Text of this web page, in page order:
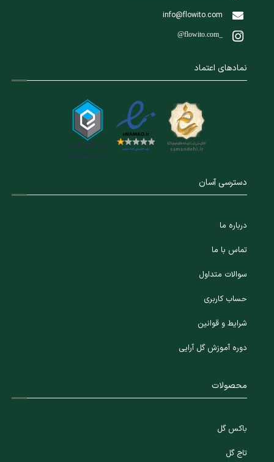
info@flowito.com
@flowito.com_
نمادهای اعتماد
دسترسی آسان
درباره ما
تماس با ما
سوالات متداول
حساب کاربری
شرایط و قوانین
دوره آموزش گل آرایی
محصولات
باکس گل
تاج گل